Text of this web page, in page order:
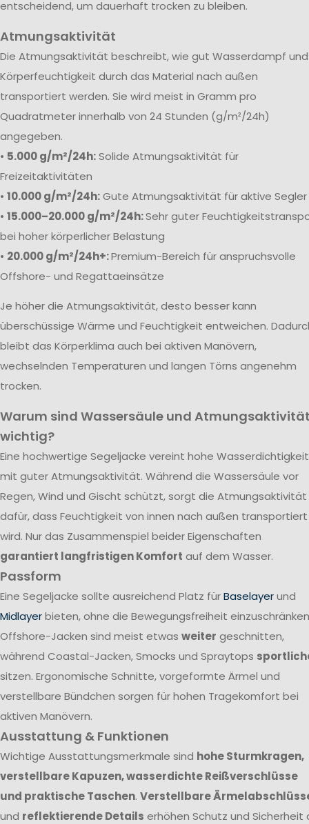
entscheidend, um dauerhaft trocken zu bleiben.
Atmungsaktivität
Die Atmungsaktivität beschreibt, wie gut Wasserdampf und
Körperfeuchtigkeit durch das Material nach außen
transportiert werden. Sie wird meist in Gramm pro
Quadratmeter innerhalb von 24 Stunden (g/m²/24h)
angegeben.
• 5.000 g/m²/24h:Solide Atmungsaktivität für
Freizeitaktivitäten
• 10.000 g/m²/24h:Gute Atmungsaktivität für aktive Segler
• 15.000–20.000 g/m²/24h:Sehr guter
bei hoher körperlicher Belastung
• 20.000 g/m²/24h+:Premium-Bereich für anspruchsvolle
Offshore- und Regattaeinsätze
Je höher die Atmungsaktivität, desto besser kann
überschüssige Wärme und Feuchtigkeit entweichen.
bleibt das Körperklima auch bei aktiven Manövern,
wechselnden Temperaturen und langen Törns angenehm
trocken.
Warum sind Wassersäule und
wichtig?
Eine hochwertige Segeljacke vereint hohe Wasserdichtigkeit
mit guter Atmungsaktivität. Während die Wassersäule vor
Regen, Wind und Gischt schützt, sorgt die Atmungsaktivität
dafür, dass Feuchtigkeit von innen nach außen transportiert
wird. Nur das Zusammenspiel beider Eigenschaften
garantiert langfristigen Komfort auf dem Wasser.
Passform
Eine Segeljacke sollte ausreichend Platz fürBaselayerund
Midlayerbieten, ohne die Bewegungsfreiheit
Offshore-Jacken sind meist etwas weiter geschnitten,
während Coastal-Jacken, Smocks und Spraytops
sitzen. Ergonomische Schnitte, vorgeformte Ärmel und
verstellbare Bündchen sorgen für hohen Tragekomfort bei
aktiven Manövern.
Ausstattung & Funktionen
Wichtige Ausstattungsmerkmale sind hohe Sturmkragen,
verstellbare Kapuzen, wasserdichte Reißverschlüsse
und praktische Taschen. Verstellbare
und reflektierende Details erhöhen Schutz und Sicherheit